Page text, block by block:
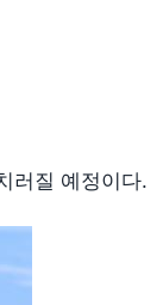
러질 예정이다.